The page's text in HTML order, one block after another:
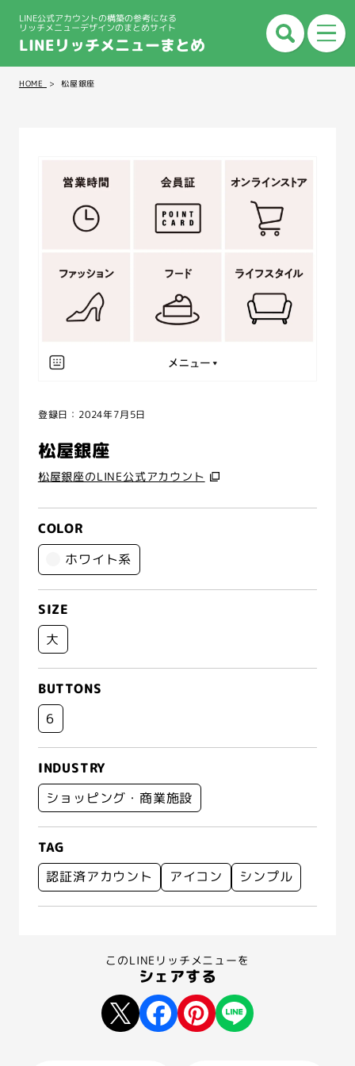
LINE公式アカウントの構築の参考になる
リッチメニューデザインのまとめサイト
LINEリッチメニューまとめ
HOME 松屋銀座
登録日：2024年7月5日
松屋銀座
松屋銀座のLINE公式アカウント
COLOR
ホワイト系
SIZE
大
BUTTONS
6
INDUSTRY
ショッピング・商業施設
TAG
認証済アカウント
アイコン シンプル
このLINEリッチメニューを
シェアする